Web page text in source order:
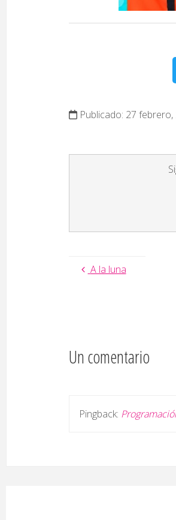
Publicado: 27 febrero,
A la luna
Un comentario
Pingback: